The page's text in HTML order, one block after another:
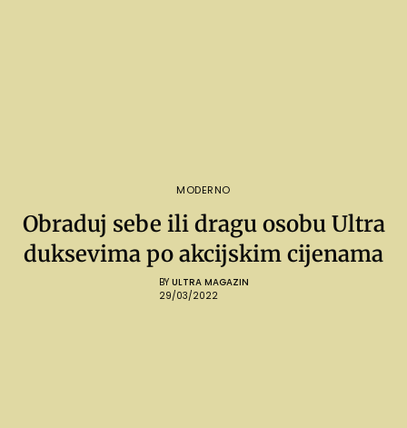
MODERNO
Obraduj sebe ili dragu osobu Ultra
duksevima po akcijskim cijenama
BY ULTRA MAGAZIN
29/03/2022